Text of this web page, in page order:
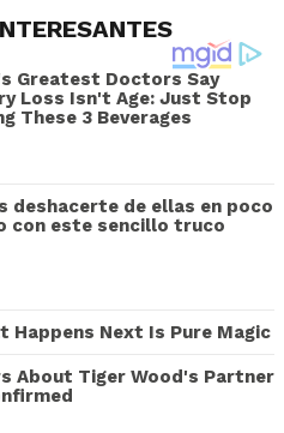
Greatest Doctors Say
Loss Isn't Age: Just Stop
These 3 Beverages
deshacerte de ellas en poco
con este sencillo truco
Happens Next Is Pure Magic
About Tiger Wood's Partner